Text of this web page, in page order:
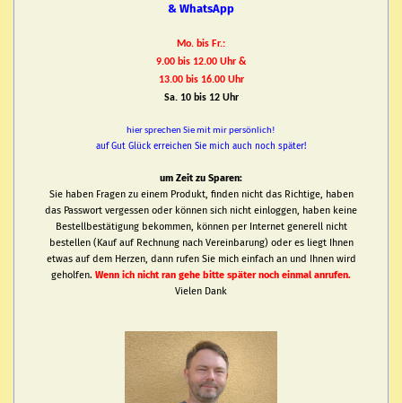
& WhatsApp
Mo. bis Fr.:
9.00 bis 12.00 Uhr &
13.00 bis 16.00 Uhr
Sa. 10 bis 12 Uhr
hier sprechen Sie mit mir persönlich!
auf Gut Glück erreichen Sie mich auch noch später!
um Zeit zu Sparen:
Sie haben Fragen zu einem Produkt, finden nicht das Richtige, haben
das Passwort vergessen oder können sich nicht einloggen, haben keine
Bestellbestätigung bekommen, können per Internet generell nicht
bestellen (Kauf auf Rechnung nach Vereinbarung) oder es liegt Ihnen
etwas auf dem Herzen, dann rufen Sie mich einfach an und Ihnen wird
geholfen. Wenn ich nicht ran gehe bitte später noch einmal anrufen.
Vielen Dank